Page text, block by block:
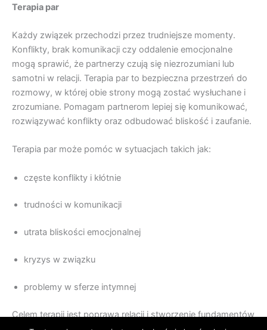
Terapia par
Każdy związek przechodzi przez trudniejsze momenty.
Konflikty, brak komunikacji czy oddalenie emocjonalne
mogą sprawić, że partnerzy czują się niezrozumiani lub
samotni w relacji. Terapia par to bezpieczna przestrzeń do
rozmowy, w której obie strony mogą zostać wysłuchane i
zrozumiane. Pomagam partnerom lepiej się komunikować,
rozwiązywać konflikty oraz odbudować bliskość i zaufanie.
Terapia par może pomóc w sytuacjach takich jak:
częste konflikty i kłótnie
trudności w komunikacji
utrata bliskości emocjonalnej
kryzys w związku
problemy w sferze intymnej
Celem terapii jest poprawa relacji i stworzenie fundamentów